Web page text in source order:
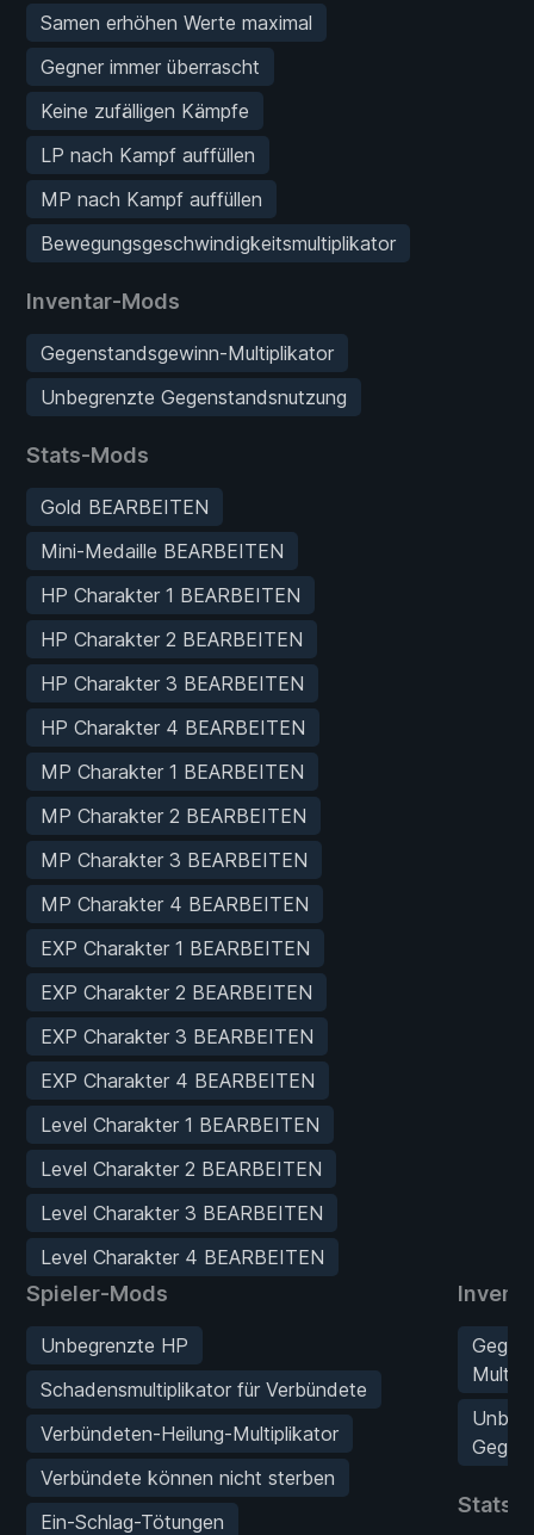
Samen erhöhen Werte maximal
Gegner immer überrascht
Keine zufälligen Kämpfe
LP nach Kampf auffüllen
MP nach Kampf auffüllen
Bewegungsgeschwindigkeitsmultiplikator
Inventar-Mods
Gegenstandsgewinn-Multiplikator
Unbegrenzte Gegenstandsnutzung
Stats-Mods
Gold BEARBEITEN
Mini-Medaille BEARBEITEN
HP Charakter 1 BEARBEITEN
HP Charakter 2 BEARBEITEN
HP Charakter 3 BEARBEITEN
HP Charakter 4 BEARBEITEN
MP Charakter 1 BEARBEITEN
MP Charakter 2 BEARBEITEN
MP Charakter 3 BEARBEITEN
MP Charakter 4 BEARBEITEN
EXP Charakter 1 BEARBEITEN
EXP Charakter 2 BEARBEITEN
EXP Charakter 3 BEARBEITEN
EXP Charakter 4 BEARBEITEN
Level Charakter 1 BEARBEITEN
Level Charakter 2 BEARBEITEN
Level Charakter 3 BEARBEITEN
Level Charakter 4 BEARBEITEN
Spieler-Mods
Unbegrenzte HP
Schadensmultiplikator für Verbündete
Verbündeten-Heilung-Multiplikator
Verbündete können nicht sterben
Ein-Schlag-Tötungen
Stats-